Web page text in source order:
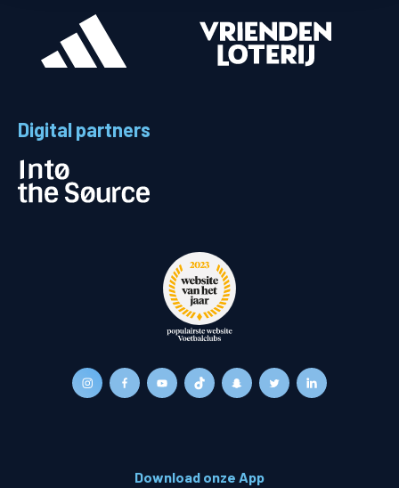
Digital partners
Download onze App